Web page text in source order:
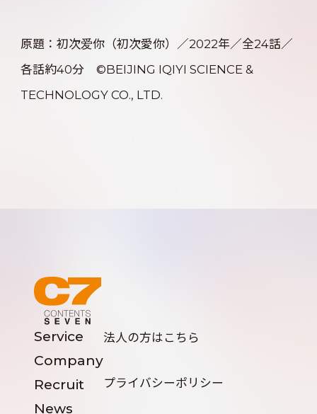
原題：初次爱你（初次愛你）／2022年／全24話／
各話約40分 ©BEIJING IQIYI SCIENCE &
TECHNOLOGY CO., LTD.
Service
Company
Recruit
News
法人の方はこちら
プライバシーポリシー